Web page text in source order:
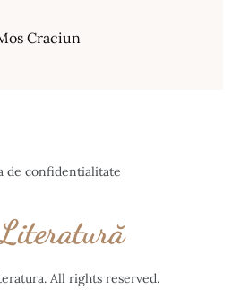
Craciun
de confidentialitate
All rights reserved.